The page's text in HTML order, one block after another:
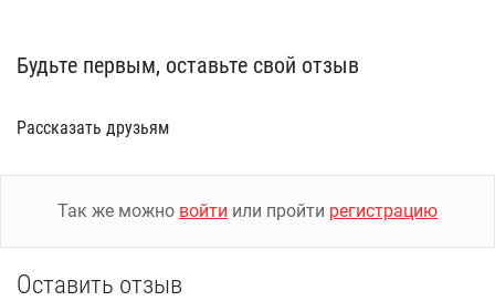
Будьте первым, оставьте свой отзыв
Рассказать друзьям
Так же можно войти или пройти регистрацию
Оставить отзыв